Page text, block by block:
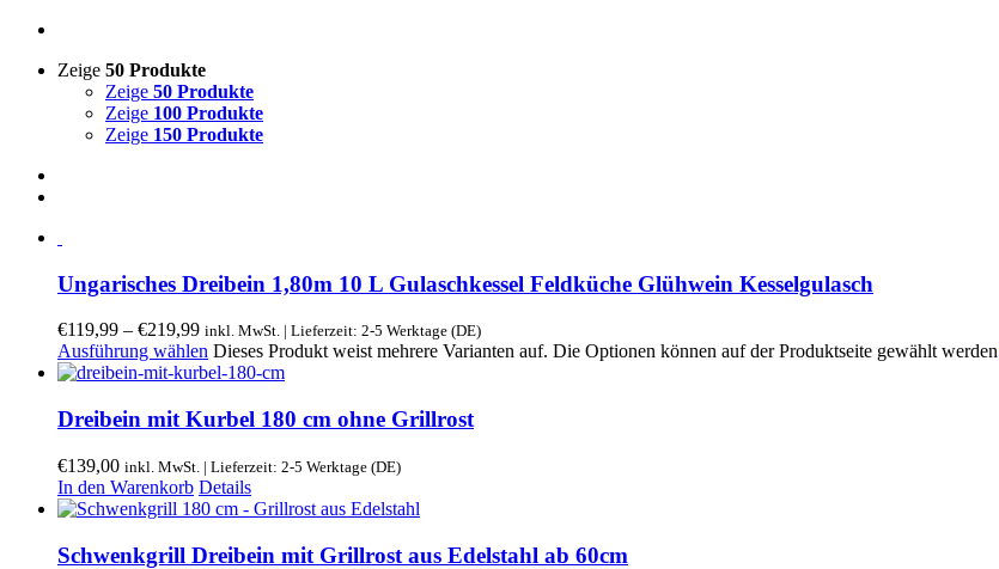
Zeige 50 Produkte
Zeige 50 Produkte
Zeige 100 Produkte
Zeige 150 Produkte
Ungarisches Dreibein 1,80m 10 L Gulaschkessel Feldküche Glühwein Kesselgulasch
€119,99 – €219,99 inkl. MwSt. | Lieferzeit: 2-5 Werktage (DE)
Ausführung wählen Dieses Produkt weist mehrere Varianten auf. Die Optionen können auf der Produktseite gewählt werden
Dreibein mit Kurbel 180 cm ohne Grillrost
€139,00 inkl. MwSt. | Lieferzeit: 2-5 Werktage (DE)
In den Warenkorb Details
Schwenkgrill Dreibein mit Grillrost aus Edelstahl ab 60cm